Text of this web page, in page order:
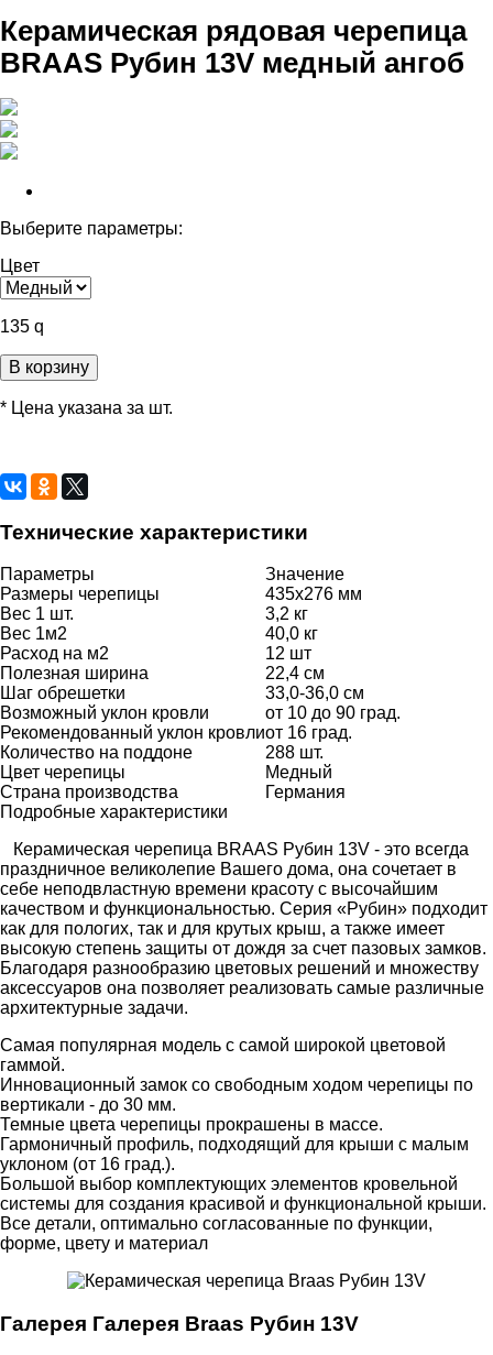
Керамическая рядовая черепица
BRAAS Рубин 13V медный ангоб
Выберите параметры:
Цвет
135 q
В корзину
* Цена указана за шт.
Технические характеристики
Параметры
Значение
Размеры черепицы
435х276 мм
Вес 1 шт.
3,2 кг
Вес 1м2
40,0 кг
Расход на м2
12 шт
Полезная ширина
22,4 см
Шаг обрешетки
33,0-36,0 см
Возможный уклон кровли
от 10 до 90 град.
Рекомендованный уклон кровлиот 16 град.
Количество на поддоне
288 шт.
Цвет черепицы
Медный
Страна производства
Германия
Подробные характеристики
Керамическая черепица BRAAS Рубин 13V - это всегда
праздничное великолепие Вашего дома, она сочетает в
себе неподвластную времени красоту с высочайшим
качеством и функциональностью. Серия «Рубин» подходит
как для пологих, так и для крутых крыш, а также имеет
высокую степень защиты от дождя за счет пазовых замков.
Благодаря разнообразию цветовых решений и множеству
аксессуаров она позволяет реализовать самые различные
архитектурные задачи.
Самая популярная модель с самой широкой цветовой
гаммой.
Инновационный замок со свободным ходом черепицы по
вертикали - до 30 мм.
Темные цвета черепицы прокрашены в массе.
Гармоничный профиль, подходящий для крыши с малым
уклоном (от 16 град.).
Большой выбор комплектующих элементов кровельной
системы для создания красивой и функциональной крыши.
Все детали, оптимально согласованные по функции,
форме, цвету и материал
Галерея Галерея Braas Рубин 13V